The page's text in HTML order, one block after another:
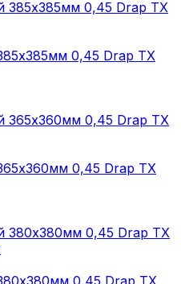
0,45 Drap ТХ
0,45 Drap ТХ
0,45 Drap ТХ